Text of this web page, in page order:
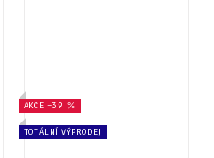
AKCE –39 %
TOTÁLNÍ VÝPRODEJ